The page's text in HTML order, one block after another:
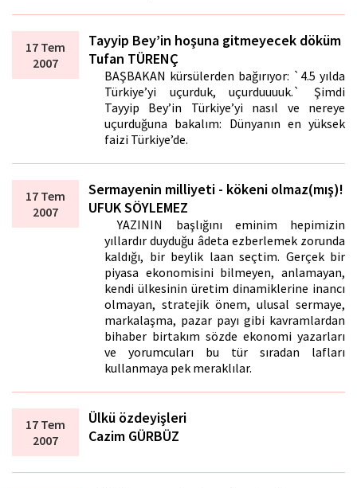
17 Tem
2007
Tayyip Bey’in hoşuna gitmeyecek döküm
Tufan TÜRENÇ
BAŞBAKAN kürsülerden bağırıyor: `4.5 yılda
Türkiye’yi uçurduk, uçurduuuuk.` Şimdi
Tayyip Bey’in Türkiye’yi nasıl ve nereye
uçurduğuna bakalım: Dünyanın en yüksek
faizi Türkiye’de.
17 Tem
2007
Sermayenin milliyeti - kökeni olmaz(mış)!
UFUK SÖYLEMEZ
YAZININ başlığını eminim hepimizin
yıllardır duyduğu âdeta ezberlemek zorunda
kaldığı, bir beylik laftan seçtim. Gerçek bir
piyasa ekonomisini bilmeyen, anlamayan,
kendi ülkesinin üretim dinamiklerine inancı
olmayan, stratejik önem, ulusal sermaye,
markalaşma, pazar payı gibi kavramlardan
bihaber birtakım sözde ekonomi yazarları
ve yorumcuları bu tür sıradan lafları
kullanmaya pek meraklılar.
17 Tem
2007
Ülkü özdeyişleri
Cazim GÜRBÜZ